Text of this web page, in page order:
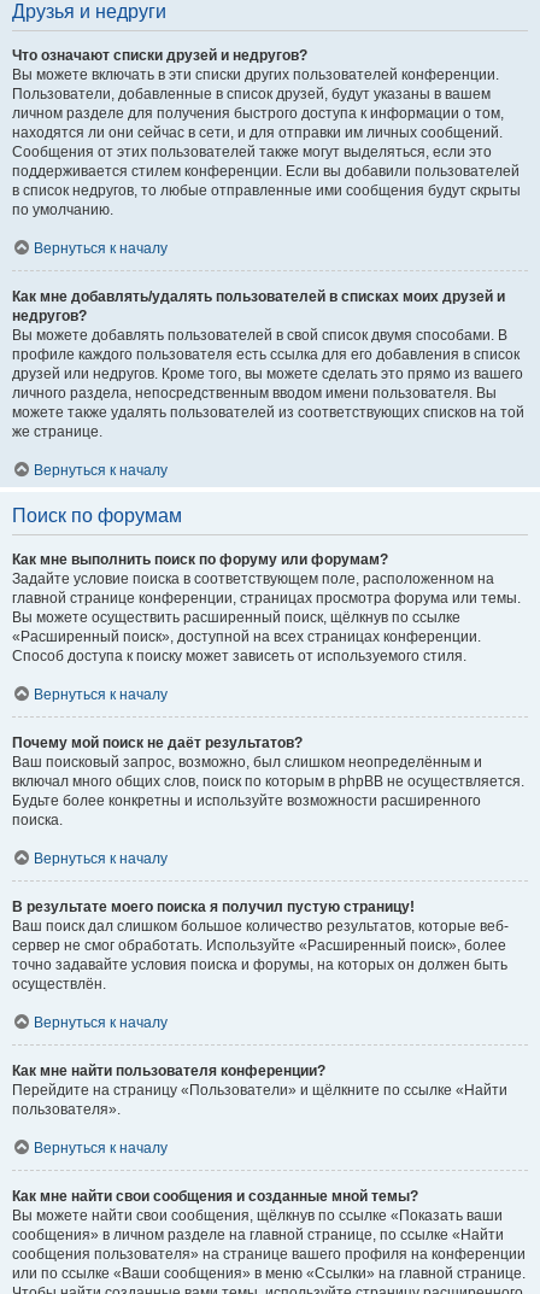
Друзья и недруги
Что означают списки друзей и недругов?
Вы можете включать в эти списки других пользователей конференции.
Пользователи, добавленные в список друзей, будут указаны в вашем
личном разделе для получения быстрого доступа к информации о том,
находятся ли они сейчас в сети, и для отправки им личных сообщений.
Сообщения от этих пользователей также могут выделяться, если это
поддерживается стилем конференции. Если вы добавили пользователей
в список недругов, то любые отправленные ими сообщения будут скрыты
по умолчанию.
Вернуться к началу
Как мне добавлять/удалять пользователей в списках моих друзей и
недругов?
Вы можете добавлять пользователей в свой список двумя способами. В
профиле каждого пользователя есть ссылка для его добавления в список
друзей или недругов. Кроме того, вы можете сделать это прямо из вашего
личного раздела, непосредственным вводом имени пользователя. Вы
можете также удалять пользователей из соответствующих списков на той
же странице.
Вернуться к началу
Поиск по форумам
Как мне выполнить поиск по форуму или форумам?
Задайте условие поиска в соответствующем поле, расположенном на
главной странице конференции, страницах просмотра форума или темы.
Вы можете осуществить расширенный поиск, щёлкнув по ссылке
«Расширенный поиск», доступной на всех страницах конференции.
Способ доступа к поиску может зависеть от используемого стиля.
Вернуться к началу
Почему мой поиск не даёт результатов?
Ваш поисковый запрос, возможно, был слишком неопределённым и
включал много общих слов, поиск по которым в phpBB не осуществляется.
Будьте более конкретны и используйте возможности расширенного
поиска.
Вернуться к началу
В результате моего поиска я получил пустую страницу!
Ваш поиск дал слишком большое количество результатов, которые веб-
сервер не смог обработать. Используйте «Расширенный поиск», более
точно задавайте условия поиска и форумы, на которых он должен быть
осуществлён.
Вернуться к началу
Как мне найти пользователя конференции?
Перейдите на страницу «Пользователи» и щёлкните по ссылке «Найти
пользователя».
Вернуться к началу
Как мне найти свои сообщения и созданные мной темы?
Вы можете найти свои сообщения, щёлкнув по ссылке «Показать ваши
сообщения» в личном разделе на главной странице, по ссылке «Найти
сообщения пользователя» на странице вашего профиля на конференции
или по ссылке «Ваши сообщения» в меню «Ссылки» на главной странице.